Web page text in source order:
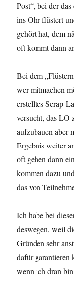
Post“, bei der
ins Ohr flüstert
gehört hat, dem
oft kommt dann
Bei dem
wer mitmachen
erstelltes Scrap-
versucht, das LO
aufzubauen aber
Ergebnis weiter
oft gehen dann
kommen dazu
das von
Ich habe bei
deswegen, weil
Gründen sehr
dafür garantieren
wenn ich dran bin.